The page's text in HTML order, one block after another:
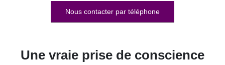
Nous contacter par téléphone
Une vraie prise de conscience